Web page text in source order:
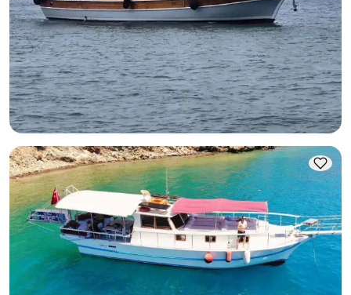
Дневная аренда яхты в Гёджеке (до 8 гостей) | «12
островов», топливо включено
С капитаном
Гулет
Круиз 8 чел. · 2 Каюта · 15.00m
Минимальная
31.200 TL
Узнать цену и наличие